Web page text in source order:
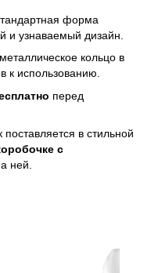
форма
и узнаваемый дизайн.
кольцо в
к использованию.
перед
поставляется в стильной
с
ней.